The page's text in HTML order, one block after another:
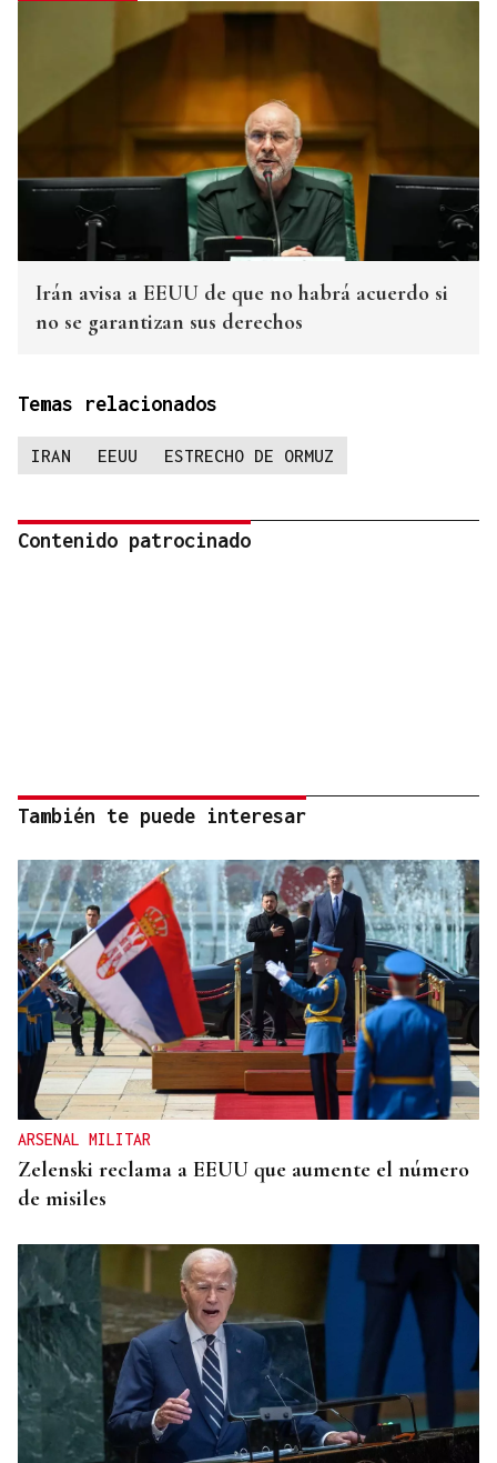
Irán avisa a EEUU de que no habrá acuerdo si
no se garantizan sus derechos
Temas relacionados
IRAN EEUU ESTRECHO DE ORMUZ
Contenido patrocinado
También te puede interesar
ARSENAL MILITAR
Zelenski reclama a EEUU que aumente el número
de misiles